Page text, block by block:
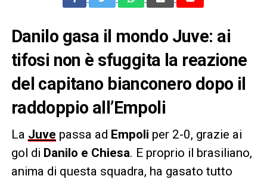
Danilo gasa il mondo Juve: ai
tifosi non è sfuggita la reazione
del capitano bianconero dopo il
raddoppio all’Empoli
La Juve passa ad Empoli per 2-0, grazie ai
gol di Danilo e Chiesa. E proprio il brasiliano,
anima di questa squadra, ha gasato tutto